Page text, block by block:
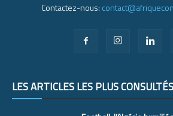
Contactez-nous:
LES ARTICLES LES PLUS CONSULTÉS